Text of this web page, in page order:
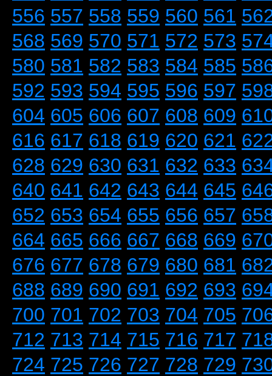
556 557 558 559 560 561
568 569 570 571 572 573
580 581 582 583 584 585
592 593 594 595 596 597
604 605 606 607 608 609
616 617 618 619 620 621
628 629 630 631 632 633
640 641 642 643 644 645
652 653 654 655 656 657
664 665 666 667 668 669
676 677 678 679 680 681
688 689 690 691 692 693
700 701 702 703 704 705
712 713 714 715 716 717
724 725 726 727 728 729